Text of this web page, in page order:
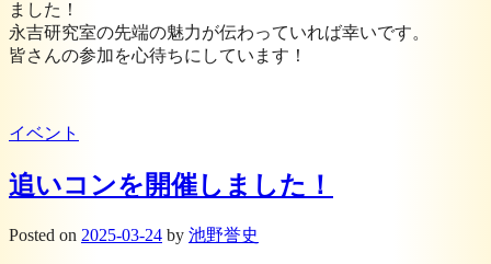
ました！
永吉研究室の先端の魅力が伝わっていれば幸いです。
皆さんの参加を心待ちにしています！
イベント
追いコンを開催しました！
Posted on 2025-03-24 by 池野誉史